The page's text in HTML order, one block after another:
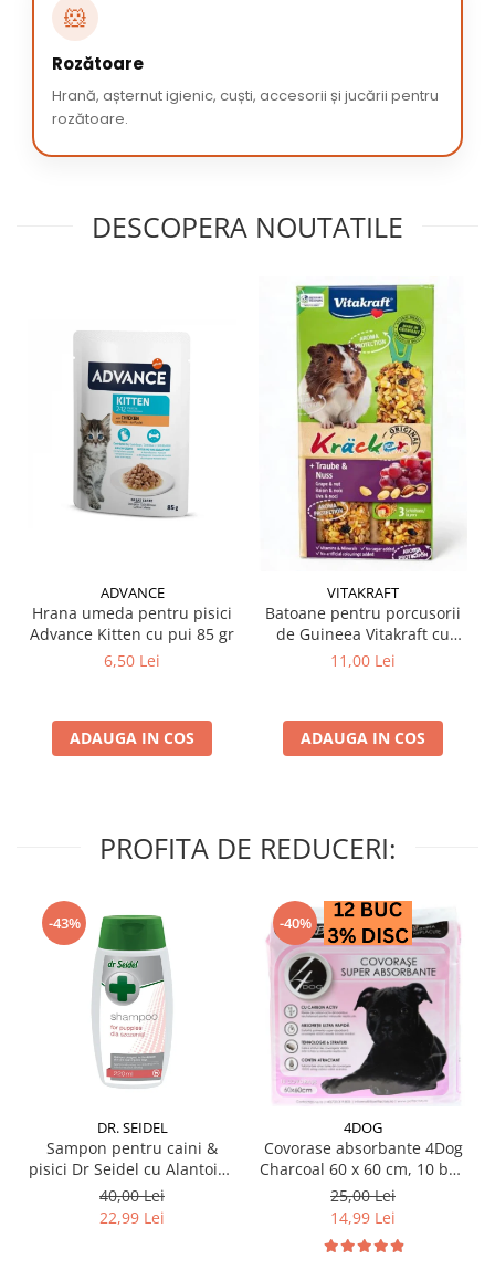
🐹
Rozătoare
Hrană, așternut igienic, cuști, accesorii și jucării pentru
rozătoare.
DESCOPERA NOUTATILE
ADVANCE
Hrana umeda pentru pisici
Advance Kitten cu pui 85 gr
6,50 Lei
ADAUGA IN COS
VITAKRAFT
Batoane pentru porcusorii
de Guineea Vitakraft cu
struguri & nuci 2 buc
11,00 Lei
ADAUGA IN COS
PROFITA DE REDUCERI:
-43%
DR. SEIDEL
Sampon pentru caini &
pisici Dr Seidel cu Alantoina
220 ml
40,00 Lei
22,99 Lei
-40%
4DOG
Covorase absorbante 4Dog
Charcoal 60 x 60 cm, 10 buc
/ pachet
25,00 Lei
14,99 Lei